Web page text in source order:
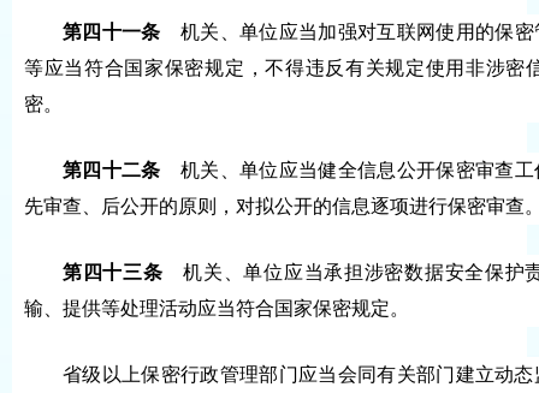
第四十一条 机关、单位应当加强对互联网使用的保
等应当符合国家保密规定，不得违反有关规定使用非涉密
密。
第四十二条 机关、单位应当健全信息公开保密审查
先审查、后公开的原则，对拟公开的信息逐项进行保密审查
第四十三条 机关、单位应当承担涉密数据安全保护
输、提供等处理活动应当符合国家保密规定。
省级以上保密行政管理部门应当会同有关部门建立动